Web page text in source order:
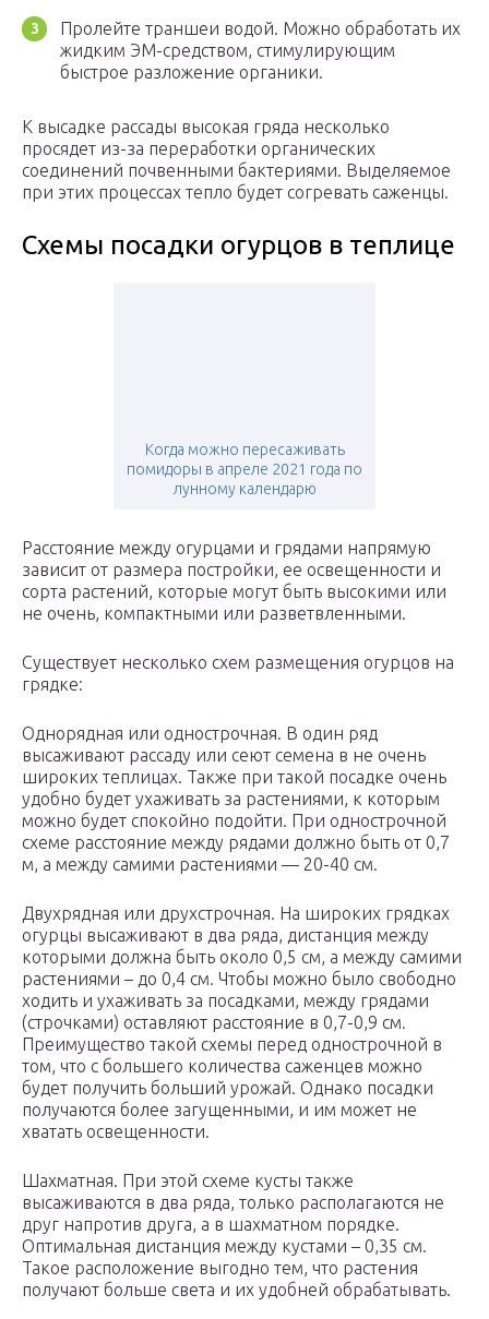
Пролейте траншеи водой. Можно обработать их
жидким ЭМ-средством, стимулирующим
быстрое разложение органики.
К высадке рассады высокая гряда несколько
просядет из-за переработки органических
соединений почвенными бактериями. Выделяемое
при этих процессах тепло будет согревать саженцы.
Схемы посадки огурцов в теплице
Когда можно пересаживать
помидоры в апреле 2021 года по
лунному календарю
Расстояние между огурцами и грядами напрямую
зависит от размера постройки, ее освещенности и
сорта растений, которые могут быть высокими или
не очень, компактными или разветвленными.
Существует несколько схем размещения огурцов на
грядке:
Однорядная или однострочная. В один ряд
высаживают рассаду или сеют семена в не очень
широких теплицах. Также при такой посадке очень
удобно будет ухаживать за растениями, к которым
можно будет спокойно подойти. При однострочной
схеме расстояние между рядами должно быть от 0,7
м, а между самими растениями — 20-40 см.
Двухрядная или друхстрочная. На широких грядках
огурцы высаживают в два ряда, дистанция между
которыми должна быть около 0,5 см, а между самими
растениями – до 0,4 см. Чтобы можно было свободно
ходить и ухаживать за посадками, между грядами
(строчками) оставляют расстояние в 0,7-0,9 см.
Преимущество такой схемы перед однострочной в
том, что с большего количества саженцев можно
будет получить больший урожай. Однако посадки
получаются более загущенными, и им может не
хватать освещенности.
Шахматная. При этой схеме кусты также
высаживаются в два ряда, только располагаются не
друг напротив друга, а в шахматном порядке.
Оптимальная дистанция между кустами – 0,35 см.
Такое расположение выгодно тем, что растения
получают больше света и их удобней обрабатывать.